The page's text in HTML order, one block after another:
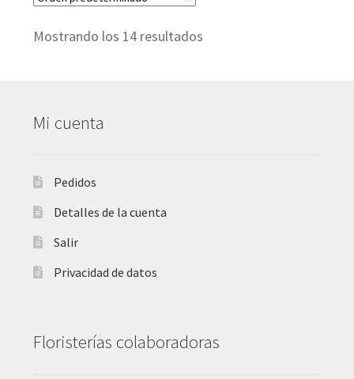
Mostrando los 14 resultados
Mi cuenta
Pedidos
Detalles de la cuenta
Salir
Privacidad de datos
Floristerías colaboradoras